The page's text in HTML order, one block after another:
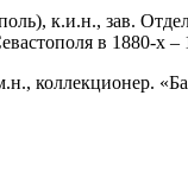
к.и.н., зав.
в 1880-х –
коллекционер.